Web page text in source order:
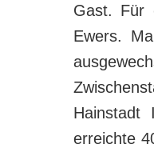
Gast. Für
Ewers.
erreichte